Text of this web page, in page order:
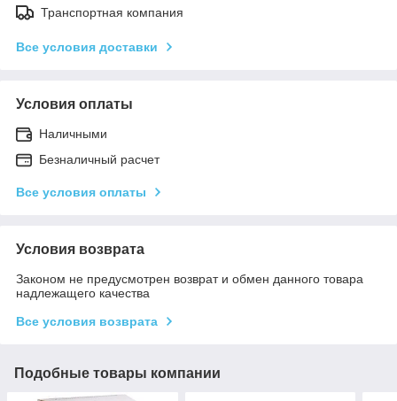
Транспортная компания
Все условия доставки
Условия оплаты
Наличными
Безналичный расчет
Все условия оплаты
Условия возврата
Законом не предусмотрен возврат и обмен данного товара
надлежащего качества
Все условия возврата
Подобные товары компании